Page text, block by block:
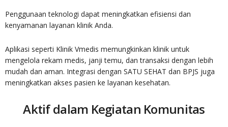
Penggunaan teknologi dapat meningkatkan efisiensi dan
kenyamanan layanan klinik Anda.
Aplikasi seperti Klinik Vmedis memungkinkan klinik untuk
mengelola rekam medis, janji temu, dan transaksi dengan lebih
mudah dan aman. Integrasi dengan SATU SEHAT dan BPJS juga
meningkatkan akses pasien ke layanan kesehatan.
Aktif dalam Kegiatan Komunitas